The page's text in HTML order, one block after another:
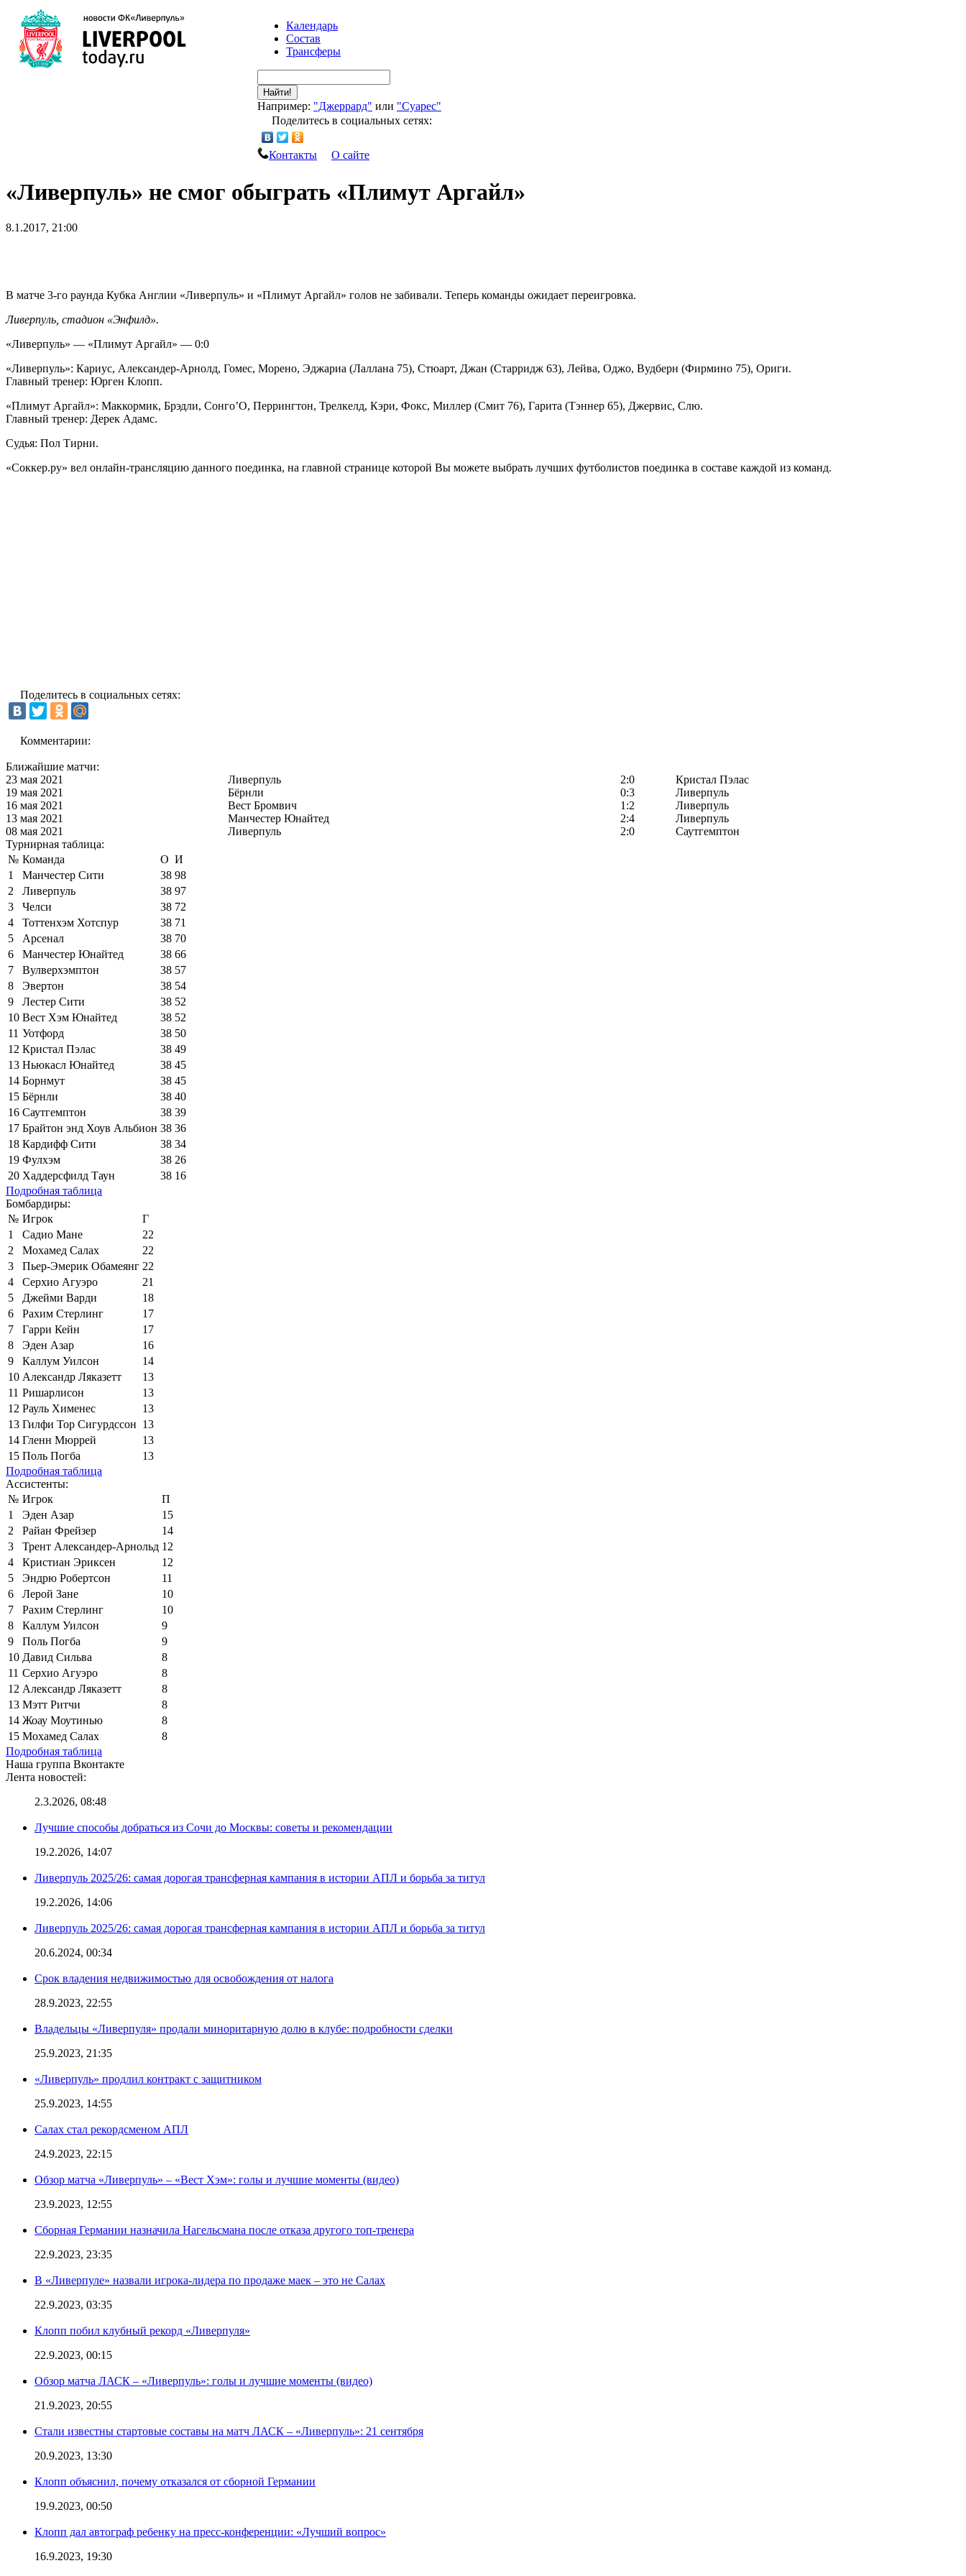
Календарь
Состав
Трансферы
Найти!
Например: "Джеррард" или "Суарес"
Поделитесь в социальных сетях:
Контакты О сайте
«Ливерпуль» не смог обыграть «Плимут Аргайл»
8.1.2017, 21:00
В матче 3-го раунда Кубка Англии «Ливерпуль» и «Плимут Аргайл» голов не забивали. Теперь команды ожидает переигровка.
Ливерпуль, стадион «Энфилд».
«Ливерпуль» — «Плимут Аргайл» — 0:0
«Ливерпуль»: Кариус, Александер-Арнолд, Гомес, Морено, Эджариа (Лаллана 75), Стюарт, Джан (Старридж 63), Лейва, Оджо, Вудберн (Фирмино 75), Ориги.
Главный тренер: Юрген Клопп.
«Плимут Аргайл»: Маккормик, Брэдли, Сонго’О, Перрингтон, Трелкелд, Кэри, Фокс, Миллер (Смит 76), Гарита (Тэннер 65), Джервис, Слю.
Главный тренер: Дерек Адамс.
Судья: Пол Тирни.
«Соккер.ру» вел онлайн-трансляцию данного поединка, на главной странице которой Вы можете выбрать лучших футболистов поединка в составе каждой из команд.
Поделитесь в социальных сетях:
Комментарии:
Ближайшие матчи:
23 мая 2021
Ливерпуль 2:0
Кристал Пэлас
19 мая 2021
Бёрнли 0:3
Ливерпуль
16 мая 2021
Вест Бромвич 1:2
Ливерпуль
13 мая 2021
Манчестер Юнайтед 2:4
Ливерпуль
08 мая 2021
Ливерпуль 2:0
Саутгемптон
Турнирная таблица:
№ Команда О И
1
Манчестер Сити 38 98
2
Ливерпуль 38 97
3
Челси 38 72
4
Тоттенхэм Хотспур 38 71
5
Арсенал 38 70
6
Манчестер Юнайтед 38 66
7
Вулверхэмптон 38 57
8
Эвертон 38 54
9
Лестер Сити 38 52
10 Вест Хэм Юнайтед 38 52
11 Уотфорд 38 50
12 Кристал Пэлас 38 49
13 Ньюкасл Юнайтед 38 45
14 Борнмут 38 45
15 Бёрнли 38 40
16 Саутгемптон 38 39
17 Брайтон энд Хоув Альбион 38 36
18 Кардифф Сити 38 34
19 Фулхэм 38 26
20 Хаддерсфилд Таун 38 16
Подробная таблица
Бомбардиры:
№ Игрок
Г
1
Садио Мане
22
2
Мохамед Салах
22
3
Пьер-Эмерик Обамеянг 22
4
Серхио Агуэро
21
5
Джейми Варди
18
6
Рахим Стерлинг
17
7
Гарри Кейн
17
8
Эден Азар
16
9
Каллум Уилсон
14
10 Александр Ляказетт
13
11 Ришарлисон
13
12 Рауль Хименес
13
13 Гилфи Тор Сигурдссон 13
14 Гленн Мюррей
13
15 Поль Погба
13
Подробная таблица
Ассистенты:
№ Игрок
П
1
Эден Азар
15
2
Райан Фрейзер
14
3
Трент Александер-Арнольд 12
4
Кристиан Эриксен
12
5
Эндрю Робертсон
11
6
Лерой Зане
10
7
Рахим Стерлинг
10
8
Каллум Уилсон
9
9
Поль Погба
9
10 Давид Сильва
8
11 Серхио Агуэро
8
12 Александр Ляказетт
8
13 Мэтт Ритчи
8
14 Жоау Моутинью
8
15 Мохамед Салах
8
Подробная таблица
Наша группа Вконтакте
Лента новостей:
2.3.2026, 08:48
Лучшие способы добраться из Сочи до Москвы: советы и рекомендации
19.2.2026, 14:07
Ливерпуль 2025/26: самая дорогая трансферная кампания в истории АПЛ и борьба за титул
19.2.2026, 14:06
Ливерпуль 2025/26: самая дорогая трансферная кампания в истории АПЛ и борьба за титул
20.6.2024, 00:34
Срок владения недвижимостью для освобождения от налога
28.9.2023, 22:55
Владельцы «Ливерпуля» продали миноритарную долю в клубе: подробности сделки
25.9.2023, 21:35
«Ливерпуль» продлил контракт с защитником
25.9.2023, 14:55
Салах стал рекордсменом АПЛ
24.9.2023, 22:15
Обзор матча «Ливерпуль» – «Вест Хэм»: голы и лучшие моменты (видео)
23.9.2023, 12:55
Сборная Германии назначила Нагельсмана после отказа другого топ-тренера
22.9.2023, 23:35
В «Ливерпуле» назвали игрока-лидера по продаже маек – это не Салах
22.9.2023, 03:35
Клопп побил клубный рекорд «Ливерпуля»
22.9.2023, 00:15
Обзор матча ЛАСК – «Ливерпуль»: голы и лучшие моменты (видео)
21.9.2023, 20:55
Стали известны стартовые составы на матч ЛАСК – «Ливерпуль»: 21 сентября
20.9.2023, 13:30
Клопп объяснил, почему отказался от сборной Германии
19.9.2023, 00:50
Клопп дал автограф ребенку на пресс-конференции: «Лучший вопрос»
16.9.2023, 19:30